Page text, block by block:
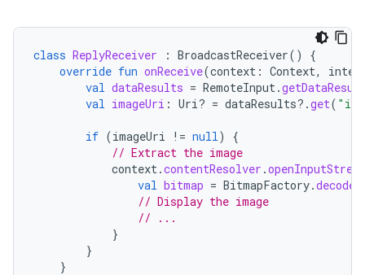
class ReplyReceiver : BroadcastReceiver()
{
override fun onReceive(context : Context,
val dataResults = RemoteInput .
val imageUri : Uri? = dataResults?.get(
if (imageUri != null )
{
// Extract the image
context .contentResolver .
val bitmap = BitmapFactory.
// Display the image
// ...
}
}
}